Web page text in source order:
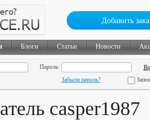
Добавить
Блоги Статьи Новости
Пароль:
Забыли пароль?
casper1987